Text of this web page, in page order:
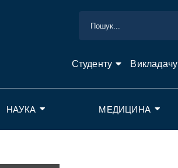
Студенту Викладачу
НАУКА МЕДИЦИНА